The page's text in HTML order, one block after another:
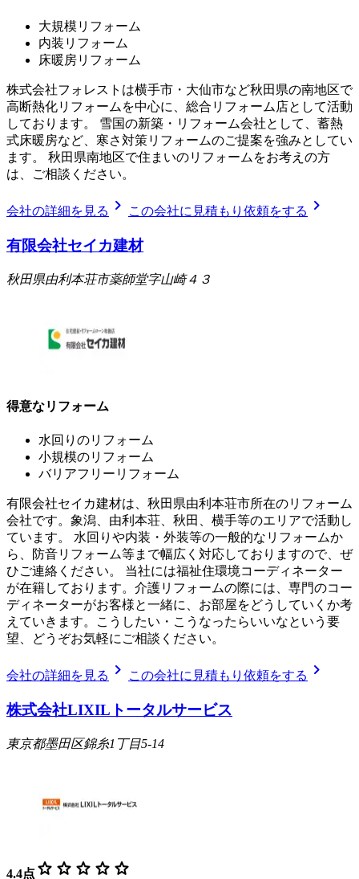
大規模リフォーム
内装リフォーム
床暖房リフォーム
株式会社フォレストは横手市・大仙市など秋田県の南地区で
高断熱化リフォームを中心に、総合リフォーム店として活動
しております。 雪国の新築・リフォーム会社として、蓄熱
式床暖房など、寒さ対策リフォームのご提案を強みとしてい
ます。 秋田県南地区で住まいのリフォームをお考えの方
は、ご相談ください。
会社の詳細を見る chevron_right この会社に見積もり依頼をする chevron_right
有限会社セイカ建材
秋田県由利本荘市薬師堂字山崎４３
得意なリフォーム
水回りのリフォーム
小規模のリフォーム
バリアフリーリフォーム
有限会社セイカ建材は、秋田県由利本荘市所在のリフォーム
会社です。象潟、由利本荘、秋田、横手等のエリアで活動し
ています。 水回りや内装・外装等の一般的なリフォームか
ら、防音リフォーム等まで幅広く対応しておりますので、ぜ
ひご連絡ください。 当社には福祉住環境コーディネーター
が在籍しております。介護リフォームの際には、専門のコー
ディネーターがお客様と一緒に、お部屋をどうしていくか考
えていきます。こうしたい・こうなったらいいなという要
望、どうぞお気軽にご相談ください。
会社の詳細を見る chevron_right この会社に見積もり依頼をする chevron_right
株式会社LIXILトータルサービス
東京都墨田区錦糸1丁目5-14
4.4点 star star star star star